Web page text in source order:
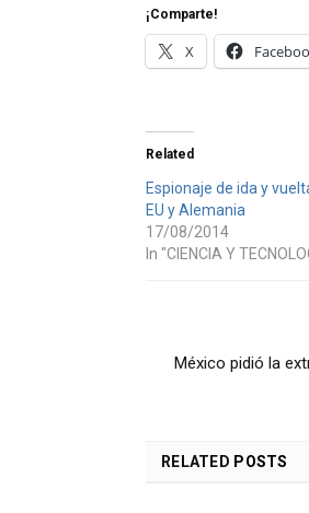
¡Comparte!
X
Related
Espionaje de ida y
EU y Alemania
17/08/2014
In "CIENCIA Y
México pidió la
RELATED POSTS